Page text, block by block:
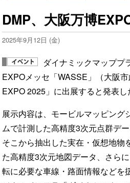
DMP、大阪万博
2025年9月12日 (金)
ダイナミックマッププ
EXPOメッセ「WASSE」（大阪
EXPO 2025」に出展すると発表し
展示内容は、モービルマッピング
ムで計測した高精度3次元点群デー
そこから抽出した実在・仮想地物
た高精度3次元地図データ、さら
転に必要な車線・路面情報などを